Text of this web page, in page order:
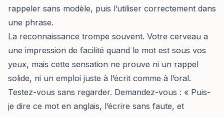
rappeler sans modèle, puis l’utiliser correctement dans
une phrase.
La reconnaissance trompe souvent. Votre cerveau a
une impression de facilité quand le mot est sous vos
yeux, mais cette sensation ne prouve ni un rappel
solide, ni un emploi juste à l’écrit comme à l’oral.
Testez-vous sans regarder. Demandez-vous : « Puis-
je dire ce mot en anglais, l’écrire sans faute, et